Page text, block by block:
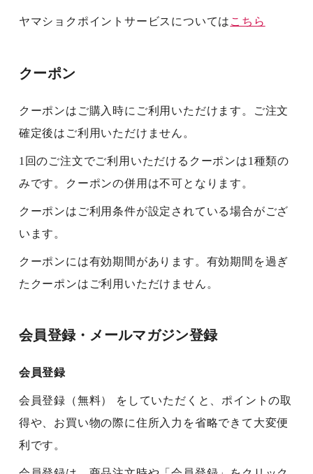
ヤマショクポイントサービスについては こちら
クーポン
クーポンはご購入時にご利用いただけます。ご注文
確定後はご利用いただけません。
1回のご注文でご利用いただけるクーポンは1種類の
みです。クーポンの併用は不可となります。
クーポンはご利用条件が設定されている場合がござ
います。
クーポンには有効期間があります。有効期間を過ぎ
たクーポンはご利用いただけません。
会員登録・メールマガジン登録
会員登録
会員登録（無料） をしていただくと、ポイントの取
得や、お買い物の際に住所入力を省略できて大変便
利です。